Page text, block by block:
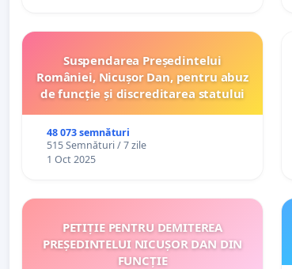
Suspendarea Președintelui
României, Nicușor Dan, pentru abuz
de funcție și discreditarea statului
48 073 semnături
515 Semnături / 7 zile
1 Oct 2025
PETIȚIE PENTRU DEMITEREA
PREȘEDINTELUI NICUȘOR DAN DIN
FUNCȚIE